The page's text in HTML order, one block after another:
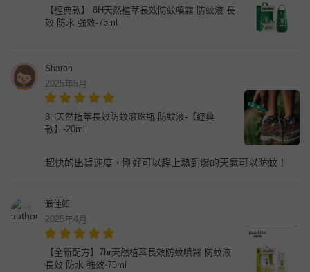
【經典款】 8H天然植萃長效防蚊噴霧 防蚊液 長
效 防水 強效-75ml
Sharon
2025年5月
8H天然植萃長效防蚊滾珠瓶 防蚊液-【經典
款】-20ml
超快的出貨速度，剛好可以趕上熱到爆的天氣可以防蚊！
張佳如
2025年4月
【全新配方】7hr天然植萃長效防蚊噴霧 防蚊液
長效 防水 強效-75ml